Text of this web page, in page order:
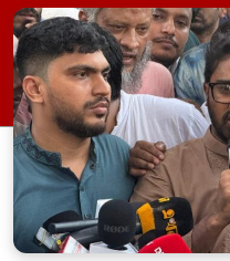
নেতাকর্মীদের ওপর
হবে। এই হামলা
এটা গণ-অভ্যুত্থানের
ওপর হামলার দায়